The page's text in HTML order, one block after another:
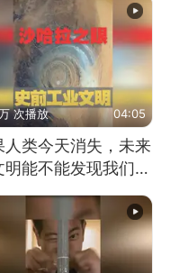
次播放 04:05
人类今天消失，未来
明能不能发现我们存